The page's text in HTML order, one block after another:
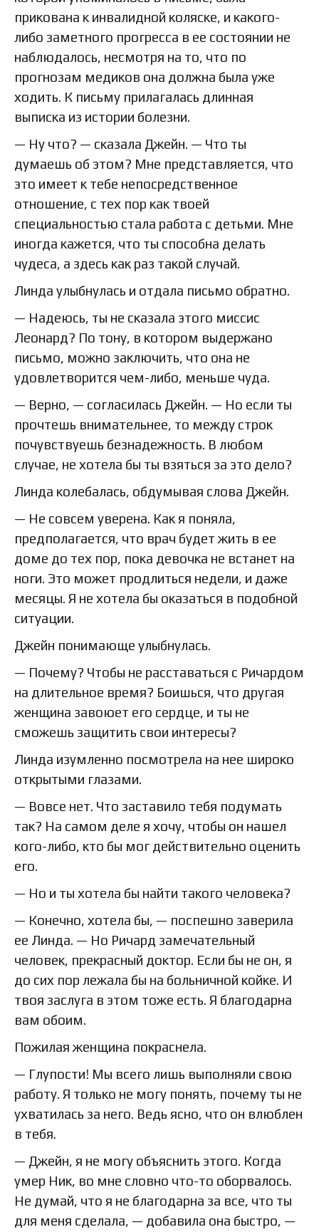
прикована к инвалидной коляске, и какого-
либо заметного прогресса в ее состоянии не
наблюдалось, несмотря на то, что по
прогнозам медиков она должна была уже
ходить. К письму прилагалась длинная
выписка из истории болезни.
— Ну что? — сказала Джейн. — Что ты
думаешь об этом? Мне представляется, что
это имеет к тебе непосредственное
отношение, с тех пор как твоей
специальностью стала работа с детьми. Мне
иногда кажется, что ты способна делать
чудеса, а здесь как раз такой случай.
Линда улыбнулась и отдала письмо обратно.
— Надеюсь, ты не сказала этого миссис
Леонард? По тону, в котором выдержано
письмо, можно заключить, что она не
удовлетворится чем-либо, меньше чуда.
— Верно, — согласилась Джейн. — Но если ты
прочтешь внимательнее, то между строк
почувствуешь безнадежность. В любом
случае, не хотела бы ты взяться за это дело?
Линда колебалась, обдумывая слова Джейн.
— Не совсем уверена. Как я поняла,
предполагается, что врач будет жить в ее
доме до тех пор, пока девочка не встанет на
ноги. Это может продлиться недели, и даже
месяцы. Я не хотела бы оказаться в подобной
ситуации.
Джейн понимающе улыбнулась.
— Почему? Чтобы не расставаться с Ричардом
на длительное время? Боишься, что другая
женщина завоюет его сердце, и ты не
сможешь защитить свои интересы?
Линда изумленно посмотрела на нее широко
открытыми глазами.
— Вовсе нет. Что заставило тебя подумать
так? На самом деле я хочу, чтобы он нашел
кого-либо, кто бы мог действительно оценить
его.
— Но и ты хотела бы найти такого человека?
— Конечно, хотела бы, — поспешно заверила
ее Линда. — Но Ричард замечательный
человек, прекрасный доктор. Если бы не он, я
до сих пор лежала бы на больничной койке. И
твоя заслуга в этом тоже есть. Я благодарна
вам обоим.
Пожилая женщина покраснела.
— Глупости! Мы всего лишь выполняли свою
работу. Я только не могу понять, почему ты не
ухватилась за него. Ведь ясно, что он влюблен
в тебя.
— Джейн, я не могу объяснить этого. Когда
умер Ник, во мне словно что-то оборвалось.
Не думай, что я не благодарна за все, что ты
для меня сделала, — добавила она быстро, —